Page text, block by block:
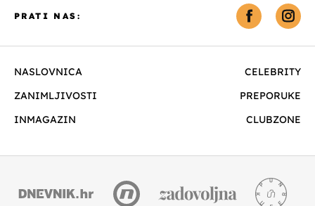
NASLOVNICA
CELEBRITY
ZANIMLJIVOSTI
PREPORUKE
INMAGAZIN
CLUBZONE
PRATI NAS: